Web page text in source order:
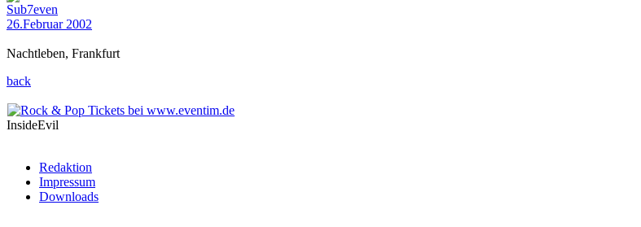
Sub7even
26.Februar 2002
Nachtleben, Frankfurt
back
InsideEvil
Redaktion
Impressum
Downloads